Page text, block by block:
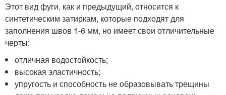
Этот вид фуги, как и предыдущий, относится к
синтетическим затиркам, которые подходят для
заполнения швов 1-6 мм, но имеет свои отличительные
черты:
отличная водостойкость;
высокая эластичность;
упругость и способность не образовывать трещины